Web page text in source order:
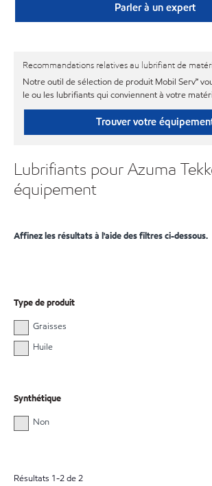
Parler à un expert
Recommandations relatives au lubrifiant de
Notre outil de sélection de produit Mobil Serv℠
le ou les lubrifiants qui conviennent à votre
Trouver votre
Lubrifiants pour Azuma
équipement
Affinez les résultats à l'aide des filtres ci-dessous.
Type de produit
Graisses
Huile
Synthétique
Non
Résultats 1-2de2